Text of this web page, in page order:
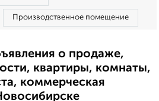
Производственное помещение
о продаже,
квартиры, комнаты,
коммерческая